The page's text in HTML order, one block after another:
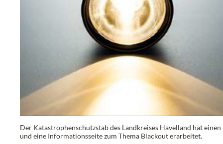
Der Katastrophenschutzstab des Landkreises Havelland hat einen
und eine Informationsseite zum Thema Blackout erarbeitet.